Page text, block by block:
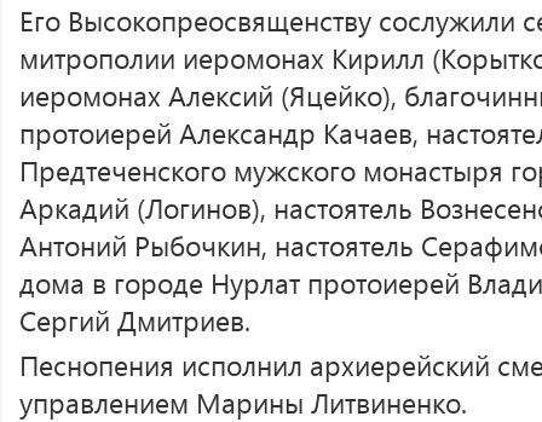
Его Высокопреосвященству сослужили
митрополии иеромонах Кирилл
иеромонах Алексий (Яцейко),
протоиерей Александр Качаев,
Предтеченского мужского монастыря
Аркадий (Логинов), настоятель
Антоний Рыбочкин, настоятель
дома в городе Нурлат протоиерей
Сергий Дмитриев.
Песнопения исполнил архиерейский
управлением Марины Литвиненко.